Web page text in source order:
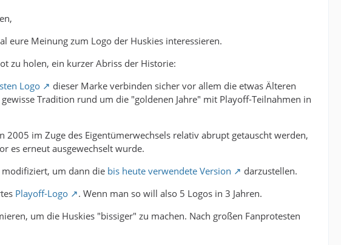
eure Meinung zum Logo der Huskies interessieren.
zu holen, ein kurzer Abriss der Historie:
Logo
dieser Marke verbinden sicher vor allem die etwas Älteren
Tradition rund um die "goldenen Jahre" mit Playoff-Teilnahmen in
2005 im Zuge des Eigentümerwechsels relativ abrupt getauscht werden,
es erneut ausgewechselt wurde.
um dann die bis heute verwendete Version
darzustellen.
Playoff-Logo
. Wenn man so will also 5 Logos in 3 Jahren.
um die Huskies "bissiger" zu machen. Nach großen Fanprotesten